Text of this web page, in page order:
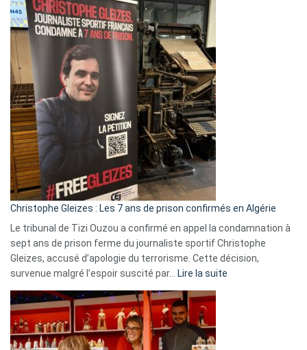
Eurovision
2026
:
Pays-
Bas,
Espagne,
Irlande
et
Slovénie
rejettent
la
présence
d’Israël
Christophe Gleizes : Les 7 ans de prison confirmés en Algérie
Le tribunal de Tizi Ouzou a confirmé en appel la condamnation à
sept ans de prison ferme du journaliste sportif Christophe
Gleizes, accusé d’apologie du terrorisme. Cette décision,
survenue malgré l’espoir suscité par…
Lire la suite